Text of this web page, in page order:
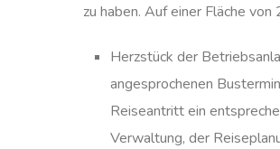
zu haben. Auf einer Fläche
Herzstück der
angesprochenen
Reiseantritt ein
Verwaltung, der